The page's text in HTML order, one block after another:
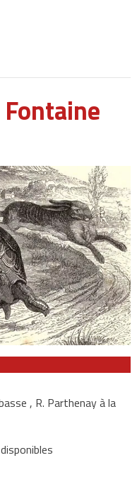
, R. Parthenay à la